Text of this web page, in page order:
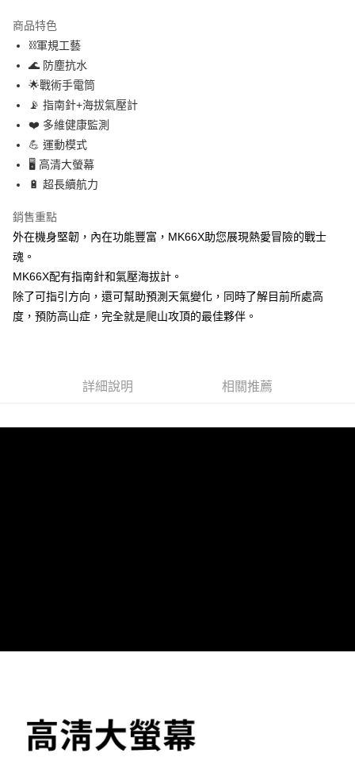
Apple Pay
街口支付
悠遊付
Google Pay
ATM付款
全家取貨付款
每筆NT$60，滿NT$499(含以上)免運費
付款後全家取貨
每筆NT$60，滿NT$499(含以上)免運費
萊爾富取貨付款
7-11取貨付款
商品特色
⛓️軍規工藝
🌊 防塵抗水
🌟戰術手電筒
📡 指南針+海拔氣壓計
❤️ 多維健康監測
💪 運動模式
🖥️ 高清大螢幕
🔋 超長續航力
銷售重點
外在機身堅韌，內在功能豐富，MK66X助您展現熱愛冒險的戰士
魂。
MK66X配有指南針和氣壓海拔計。
除了可指引方向，還可幫助預測天氣變化，同時了解目前所處高
度，預防高山症，完全就是爬山攻頂的最佳夥伴。
詳細說明 相關推薦